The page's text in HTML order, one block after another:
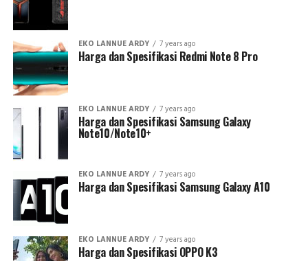
EKO LANNUE ARDY 7 years ago
Harga dan Spesifikasi Redmi Note 8 Pro
EKO LANNUE ARDY 7 years ago
Harga dan Spesifikasi Samsung Galaxy
Note10/Note10+
EKO LANNUE ARDY 7 years ago
Harga dan Spesifikasi Samsung Galaxy A10
EKO LANNUE ARDY 7 years ago
Harga dan Spesifikasi OPPO K3